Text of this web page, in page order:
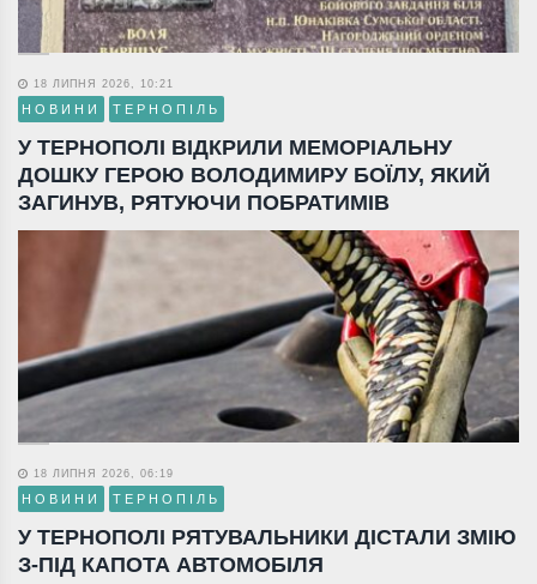
18 ЛИПНЯ 2026, 10:21
НОВИНИ ТЕРНОПІЛЬ
У ТЕРНОПОЛІ ВІДКРИЛИ МЕМОРІАЛЬНУ
ДОШКУ ГЕРОЮ ВОЛОДИМИРУ БОЇЛУ, ЯКИЙ
ЗАГИНУВ, РЯТУЮЧИ ПОБРАТИМІВ
18 ЛИПНЯ 2026, 06:19
НОВИНИ ТЕРНОПІЛЬ
У ТЕРНОПОЛІ РЯТУВАЛЬНИКИ ДІСТАЛИ ЗМІЮ
З-ПІД КАПОТА АВТОМОБІЛЯ